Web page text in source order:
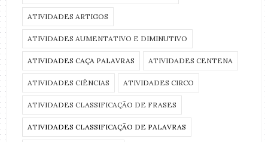
ATIVIDADES ARTIGOS
ATIVIDADES AUMENTATIVO E DIMINUTIVO
ATIVIDADES CAÇA PALAVRAS ATIVIDADES CENTENA
ATIVIDADES CIÊNCIAS ATIVIDADES CIRCO
ATIVIDADES CLASSIFICAÇÃO DE FRASES
ATIVIDADES CLASSIFICAÇÃO DE PALAVRAS